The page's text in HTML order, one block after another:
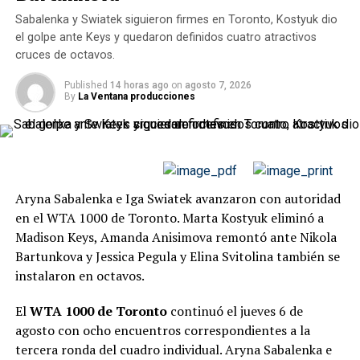
Experiencia nacional e internacional
Uno de los puntos más importantes de la incorporación
es el recorrido que trae Gobetti. Su carrera incluye
participación en distintos niveles del básquet argentino
y también una experiencia internacional en Ecuador,
defendiendo los colores de
Ese camino le permite llegar a Salta Basket con
herramientas competitivas, conocimiento del juego y
capacidad de adaptación a diferentes contextos. En una
Liga Argentina cada vez más pareja y exigente, sumar
jugadores con ese tipo de trayectoria puede marcar
diferencias durante la temporada.
Gobetti también remarcó la dificultad del torneo y la
motivación que implica sumarse a un equipo con
objetivos ambiciosos.
Juventud necesita asumir mayor protagonismo y buscar
los tres puntos para fortalecer el empate conseguido en
el debut.
Juventud quiere hacerse fuerte en
el Martearena
Matías Vicedo está nuevamente disponible
después de cumplir la suspensión por acumulación de
amarillas.
La contracara será la ausencia de
Martín Esparza , quien
llegó al límite de cinco tarjetas y no podrá jugar. El
cubrir ese sector y Joaquín Iturrieta aparece entre las
opciones. El material aportado también señala que
Agustín Martínez y Tomás Assennato fueron
Sabalenka y Swiatek siguieron firmes en Toronto, Kostyuk dio
el golpe ante Keys y quedaron definidos cuatro atractivos
cruces de octavos.
Published 14 horas ago on agosto 7, 2026
By La Ventana producciones
Aryna Sabalenka e Iga Swiatek avanzaron con autoridad
en el WTA 1000 de Toronto. Marta Kostyuk eliminó a
Madison Keys, Amanda Anisimova remontó ante Nikola
Bartunkova y Jessica Pegula y Elina Svitolina también se
instalaron en octavos.
ElWTA 1000 de Torontocontinuó el jueves 6 de
agosto con ocho encuentros correspondientes a la
tercera ronda del cuadro individual. Aryna Sabalenka e